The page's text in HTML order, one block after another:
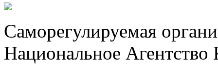
Саморегулируемая
Национальное Агентство